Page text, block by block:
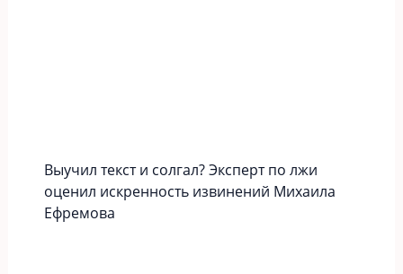
Выучил текст и солгал? Эксперт по лжи
оценил искренность извинений Михаила
Ефремова